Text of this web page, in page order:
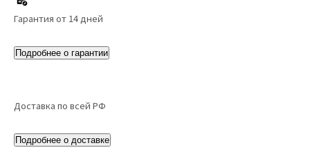
Гарантия от 14 дней
Подробнее о гарантии
Доставка по всей РФ
Подробнее о доставке